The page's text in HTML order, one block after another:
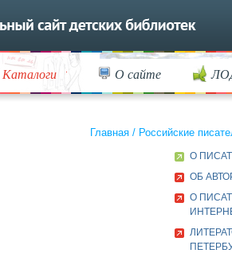
Каталоги О сайте
Главная / Российские
О
ОБ
О